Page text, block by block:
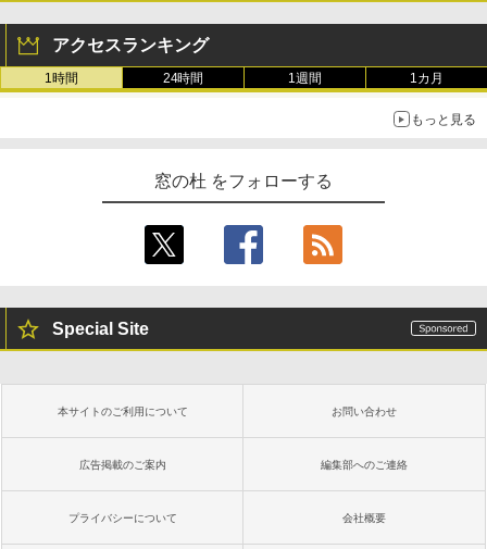
アクセスランキング
1時間 24時間 1週間 1カ月
もっと見る
窓の杜 をフォローする
Special Site
本サイトのご利用について お問い合わせ
広告掲載のご案内 編集部へのご連絡
プライバシーについて 会社概要